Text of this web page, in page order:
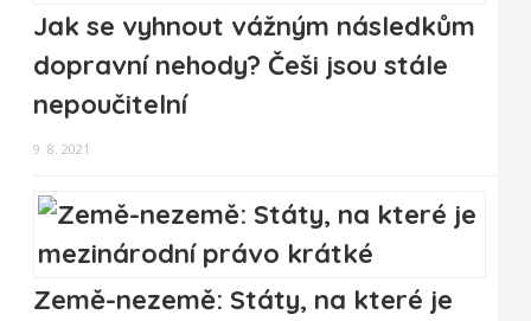
Jak se vyhnout vážným následkům
dopravní nehody? Češi jsou stále
nepoučitelní
9. 8. 2021
Země-nezemě: Státy, na které je